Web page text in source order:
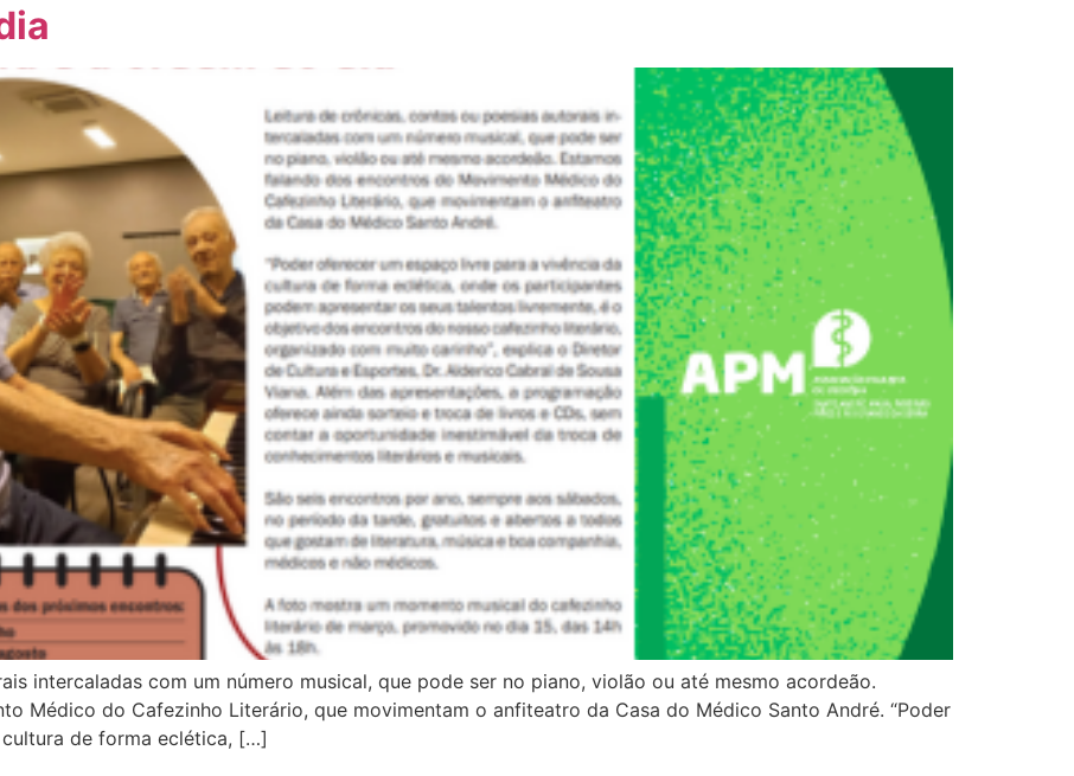
intercaladas com um número musical, que pode ser no piano, violão ou até mesmo acordeão.
Médico do Cafezinho Literário, que movimentam o anfiteatro da Casa do Médico Santo André. “Poder
de forma eclética, […]